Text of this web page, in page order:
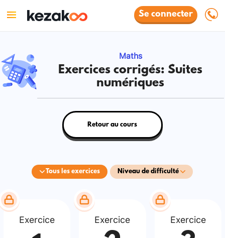
Se connecter
Maths
Exercices corrigés: Suites
numériques
Tous les exercices Niveau de difficulté
Retour au cours
Exercice Exercice Exercice